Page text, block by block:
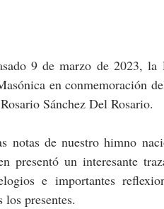
9 de marzo de 2023, la
en conmemoración
Sánchez Del Rosario.
notas de nuestro himno
presentó un interesante
e importantes
presentes.